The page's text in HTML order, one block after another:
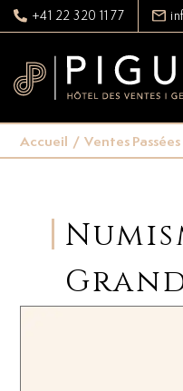
+41 22 320 11 77
Accueil / Ventes Passées